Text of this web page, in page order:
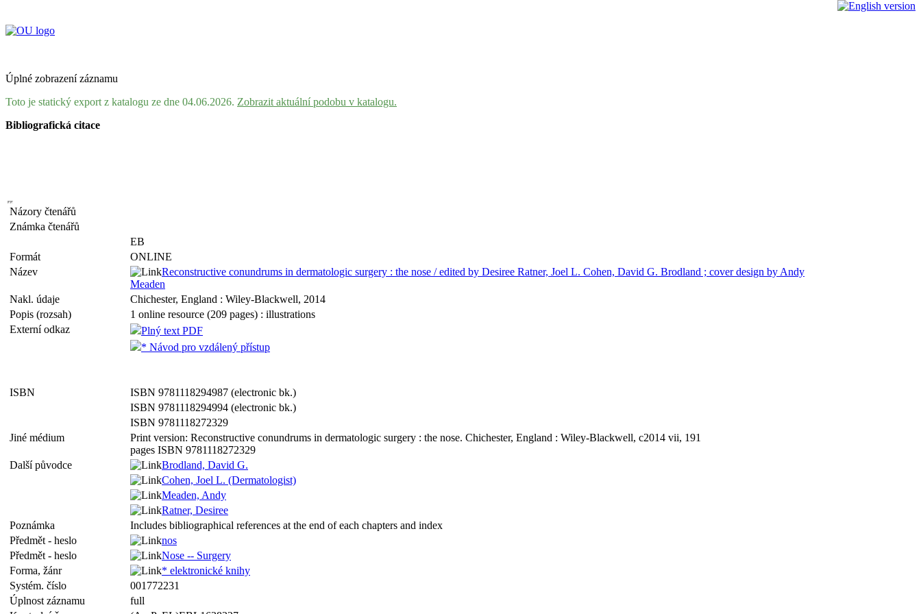
Úplné zobrazení záznamu
Toto je statický export z katalogu ze dne 04.06.2026. Zobrazit aktuální podobu v katalogu.
Bibliografická citace
Názory čtenářů
Známka čtenářů
EB
Formát
ONLINE
Název
Reconstructive conundrums in dermatologic surgery : the nose / edited by Desiree Ratner, Joel L. Cohen, David G. Brodland ; cover design by Andy
Meaden
Nakl. údaje
Chichester, England : Wiley-Blackwell, 2014
Popis (rozsah)
1 online resource (209 pages) : illustrations
Externí odkaz
Plný text PDF
* Návod pro vzdálený přístup
ISBN
ISBN 9781118294987 (electronic bk.)
ISBN 9781118294994 (electronic bk.)
ISBN 9781118272329
Jiné médium
Print version: Reconstructive conundrums in dermatologic surgery : the nose. Chichester, England : Wiley-Blackwell, c2014 vii, 191
pages ISBN 9781118272329
Další původce
Brodland, David G.
Cohen, Joel L. (Dermatologist)
Meaden, Andy
Ratner, Desiree
Poznámka
Includes bibliographical references at the end of each chapters and index
Předmět - heslo
nos
Předmět - heslo
Nose -- Surgery
Forma, žánr
* elektronické knihy
Systém. číslo
001772231
Úplnost záznamu
full